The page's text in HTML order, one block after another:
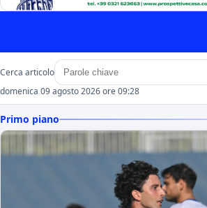
Cerca articolo
domenica 09 agosto 2026 ore 09:28
Primo piano